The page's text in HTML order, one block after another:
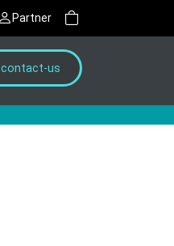
Partner
contact-us